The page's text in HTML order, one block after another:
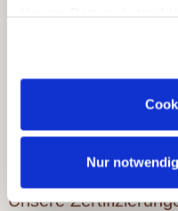
Nur
▶ Ausstellungen
Unsere